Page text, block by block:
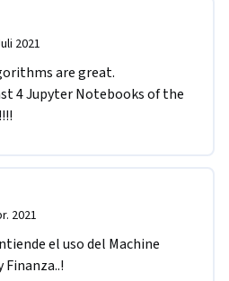
2021
are great.
4 Jupyter Notebooks of the
2021
el uso del Machine
Finanza..!